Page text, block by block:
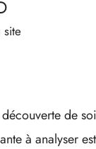
de
à analyser